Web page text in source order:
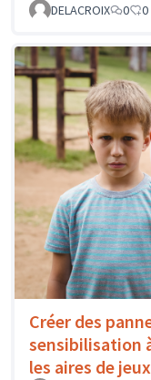
DELACROIX
0 0
Créer des
sensibilisation
les aires de jeux